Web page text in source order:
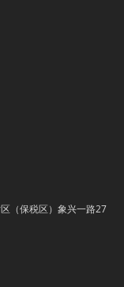
（保税区）象兴一路27